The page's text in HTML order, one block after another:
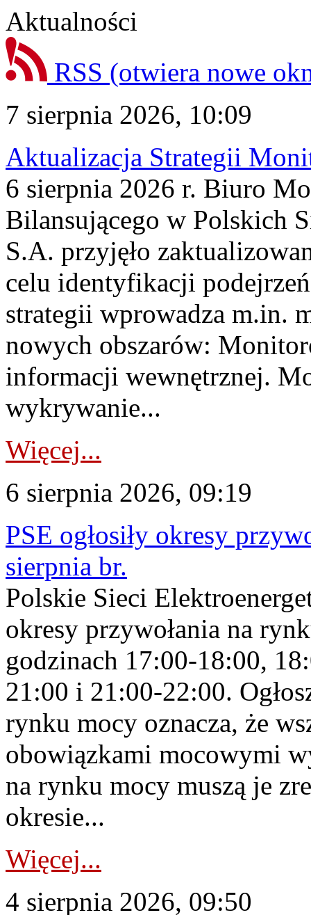
Aktualności
RSS (otwiera nowe
7 sierpnia 2026, 10:09
Aktualizacja Strategii
6 sierpnia 2026 r. Biuro
Bilansującego w Polskich
S.A. przyjęło
celu identyfikacji
strategii wprowadza m.in.
nowych obszarów:
informacji wewnętrznej.
wykrywanie...
Więcej...
6 sierpnia 2026, 09:19
PSE ogłosiły okresy
sierpnia br.
Polskie Sieci
okresy przywołania na
godzinach 17:00-18:00,
21:00 i 21:00-22:00.
rynku mocy oznacza, że
obowiązkami mocowymi
na rynku mocy muszą je
okresie...
Więcej...
4 sierpnia 2026, 09:50